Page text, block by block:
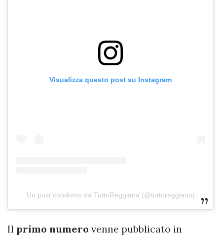
Visualizza questo post su Instagram
Un post condiviso da TuttoReggiana (@tuttoreggiana)
Il primo numero venne pubblicato in